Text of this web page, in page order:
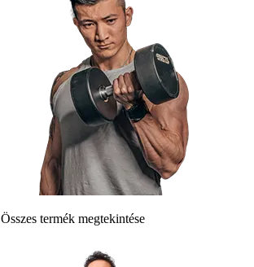
Összes termék megtekintése